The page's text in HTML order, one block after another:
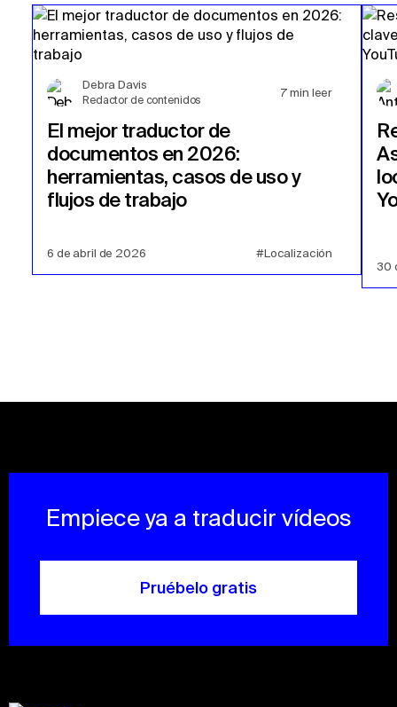
Debra Davis
Redactor de contenidos
7 min leer
El mejor traductor de
documentos en 2026:
herramientas, casos de uso y
flujos de trabajo
6 de abril de 2026 #Localización
30
Empiece ya a traducir vídeos
Pruébelo gratis